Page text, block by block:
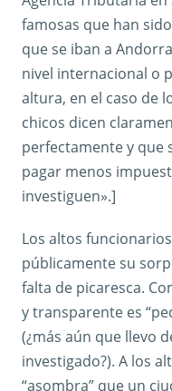
famosas que han
que se iban a
nivel internacional o
altura, en el caso de
chicos dicen
perfectamente y que
pagar menos
investiguen».]
Los altos
públicamente su
falta de picaresca.
y transparente es
(¿más aún que llevo
investigado?). A los
“asombra” que un